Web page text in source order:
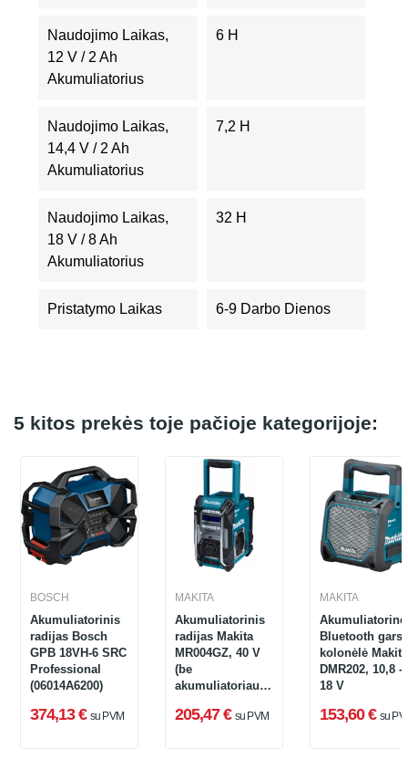
Naudojimo Laikas,
12 V / 2 Ah
Akumuliatorius
6 H
Naudojimo Laikas,
14,4 V / 2 Ah
Akumuliatorius
7,2 H
Naudojimo Laikas,
18 V / 8 Ah
Akumuliatorius
32 H
Pristatymo Laikas 6-9 Darbo Dienos
5 kitos prekės toje pačioje kategorijoje:
BOSCH
Akumuliatorinis
radijas Bosch
GPB 18VH-6 SRC
Professional
(06014A6200)
374,13 € su PVM
MAKITA
Akumuliatorinis
radijas Makita
MR004GZ, 40 V
(be
akumuliatoriaus
205,47 € su PVM
MAKITA
Bluetooth
kolonėlė Makita
DMR202, 10,8 -
18 V
153,60 € su